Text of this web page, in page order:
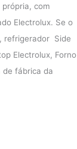
com
Electrolux. Se o
refrigerador Side
Electrolux, Forno
de fábrica da